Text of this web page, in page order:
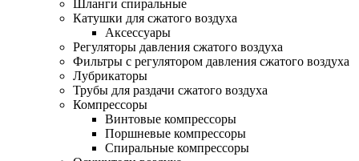
Шланги спиральные
Катушки для сжатого воздуха
Аксессуары
Регуляторы давления сжатого воздуха
Фильтры с регулятором давления сжатого воздуха
Лубрикаторы
Трубы для раздачи сжатого воздуха
Компрессоры
Винтовые компрессоры
Поршневые компрессоры
Спиральные компрессоры